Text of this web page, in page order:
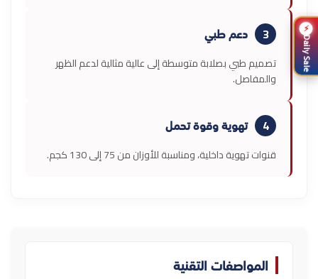
3 دعم طبي
تصميم طبي بصلابة متوسطة إلى عالية مثالية لدعم الظهر
والمفاصل.
4 تهوية وقوة تحمل
قنوات تهوية داخلية، ومناسبة للأوزان من 75 إلى 130 كجم.
المواصفات التقنية
⚡
Daily Sale